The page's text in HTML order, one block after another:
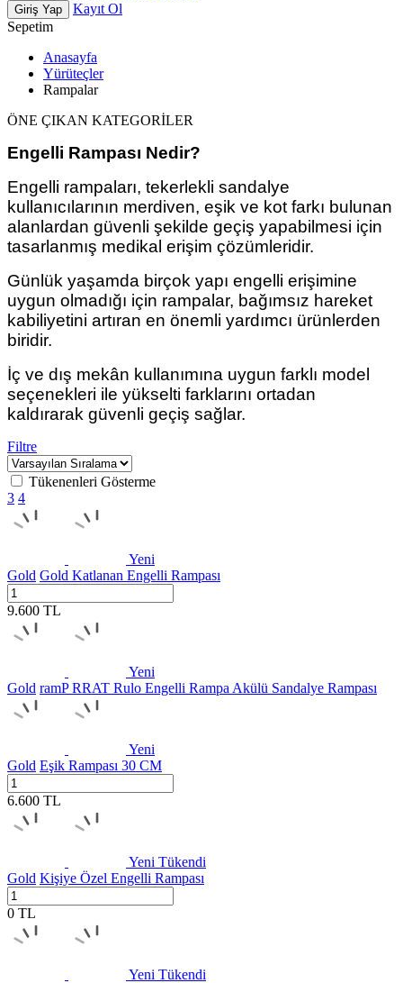
Giriş Yap
Kayıt Ol
Sepetim
Anasayfa
Yürüteçler
Rampalar
ÖNE ÇIKAN KATEGORİLER
Engelli Rampası Nedir?
Engelli rampaları, tekerlekli sandalye
kullanıcılarının merdiven, eşik ve kot farkı bulunan
alanlardan güvenli şekilde geçiş yapabilmesi için
tasarlanmış medikal erişim çözümleridir.
Günlük yaşamda birçok yapı engelli erişimine
uygun olmadığı için rampalar, bağımsız hareket
kabiliyetini artıran en önemli yardımcı ürünlerden
biridir.
İç ve dış mekân kullanımına uygun farklı model
seçenekleri ile yükselti farklarını ortadan
kaldırarak güvenli geçiş sağlar.
Filtre
Tükenenleri Gösterme
3 4
Yeni
Gold Gold Katlanan Engelli Rampası
9.600 TL
Yeni
Gold ramP RRAT Rulo Engelli Rampa Akülü Sandalye Rampası
Yeni
Gold Eşik Rampası 30 CM
6.600 TL
Yeni Tükendi
Gold Kişiye Özel Engelli Rampası
0 TL
Yeni Tükendi